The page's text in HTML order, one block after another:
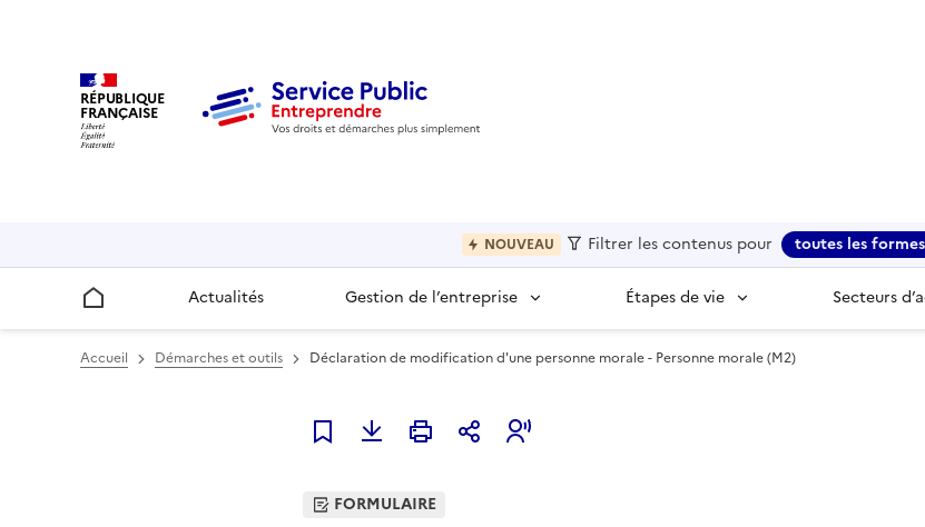
RÉPUBLIQUE
FRANÇAISE
NOUVEAU Filtrer les contenus pour toutes les
Accueil Actualités Gestion de l’entreprise Étapes de vie Secteurs
Accueil Démarches et outils Déclaration de modification d'une personne morale - Personne morale (M2)
Ajouter à mes favoris
FORMULAIRE